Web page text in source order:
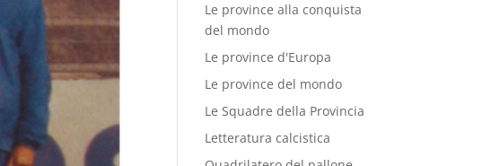
Le province alla conquista
del mondo
Le province d'Europa
Le province del mondo
Le Squadre della Provincia
Letteratura calcistica